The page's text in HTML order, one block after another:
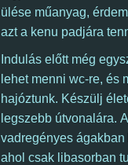
ülése műanyag,
azt a kenu padjára
Indulás előtt még
lehet menni wc-re, és
hajóztunk. Készülj
legszebb útvonalára. A
vadregényes ágakban
ahol csak libasorban